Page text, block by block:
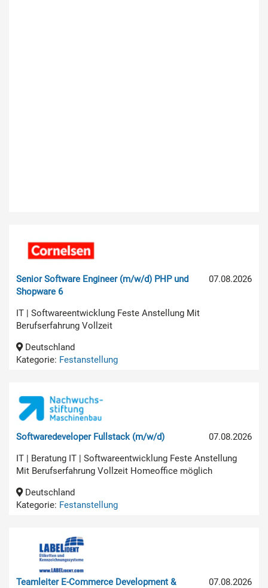
07.08.2026
Senior Software Engineer (m/w/d) PHP und
Shopware 6
IT | Softwareentwicklung Feste Anstellung Mit
Berufserfahrung Vollzeit
Deutschland
Kategorie: Festanstellung
07.08.2026
Softwaredeveloper Fullstack (m/w/d)
IT | Beratung IT | Softwareentwicklung Feste Anstellung
Mit Berufserfahrung Vollzeit Homeoffice möglich
Deutschland
Kategorie: Festanstellung
07.08.2026
Teamleiter E-Commerce Development &